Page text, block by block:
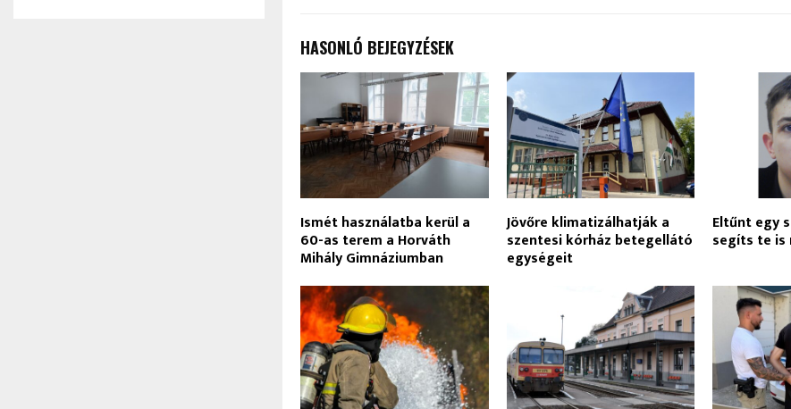
HASONLÓ BEJEGYZÉSEK
Ismét használatba kerül a
60-as terem a Horváth
Mihály Gimnáziumban
Jövőre klimatizálhatják a
szentesi kórház betegellátó
egységeit
Eltűnt egy
segíts te